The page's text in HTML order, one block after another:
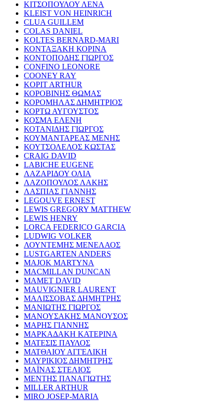
ΚΙΤΣΟΠΟΥΛΟΥ ΛΕΝΑ
KLEIST VON HEINRICH
CLUA GUILLEM
COLAS DANIEL
KOLTES BERNARD-MARI
ΚΟΝΤΑΞΑΚΗ ΚΟΡΙΝΑ
ΚΟΝΤΟΠΟΔΗΣ ΓΙΩΡΓΟΣ
CONFINO LEONORE
COONEY RAY
KOPIT ARTHUR
ΚΟΡΟΒΙΝΗΣ ΘΩΜΑΣ
ΚΟΡΟΜΗΛΑΣ ΔΗΜΗΤΡΙΟΣ
ΚΟΡΤΩ ΑΥΓΟΥΣΤΟΣ
ΚΟΣΜΑ ΕΛΕΝΗ
ΚΟΤΑΝΙΔΗΣ ΓΙΩΡΓΟΣ
ΚΟΥΜΑΝΤΑΡΕΑΣ ΜΕΝΗΣ
ΚΟΥΤΣΟΛΕΛΟΣ ΚΩΣΤΑΣ
CRAIG DAVID
LABICHE EUGENE
ΛΑΖΑΡΙΔΟΥ ΟΛΙΑ
ΛΑΖΟΠΟΥΛΟΣ ΛΑΚΗΣ
ΛΑΣΠΙΑΣ ΓΙΑΝΝΗΣ
LEGOUVE ERNEST
LEWIS GREGORY MATTHEW
LEWIS HENRY
LORCA FEDERICO GARCIA
LUDWIG VOLKER
ΛΟΥΝΤΕΜΗΣ ΜΕΝΕΛΑΟΣ
LUSTGARTEN ANDERS
MAJOK MARTYNA
MACMILLAN DUNCAN
MAMET DAVID
MAUVIGNIER LAURENT
ΜΑΛΙΣΣΟΒΑΣ ΔΗΜΗΤΡΗΣ
ΜΑΝΙΩΤΗΣ ΓΙΩΡΓΟΣ
ΜΑΝΟΥΣΑΚΗΣ ΜΑΝΟΥΣΟΣ
ΜΑΡΗΣ ΓΙΑΝΝΗΣ
ΜΑΡΚΑΔΑΚΗ ΚΑΤΕΡΙΝΑ
ΜΑΤΕΣΙΣ ΠΑΥΛΟΣ
ΜΑΤΘΑΙΟΥ ΑΓΓΕΛΙΚΗ
ΜΑΥΡΙΚΙΟΣ ΔΗΜΗΤΡΗΣ
ΜΑΪΝΑΣ ΣΤΕΛΙΟΣ
ΜΕΝΤΗΣ ΠΑΝΑΓΙΩΤΗΣ
MILLER ARTHUR
MIRO JOSEP-MARIA